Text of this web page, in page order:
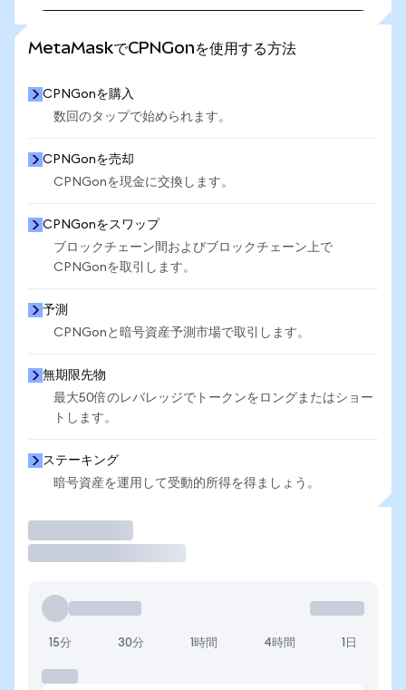
MetaMaskでCPNGonを使用する方法
CPNGonを購入
数回のタップで始められます。
CPNGonを売却
CPNGonを現金に交換します。
CPNGonをスワップ
ブロックチェーン間およびブロックチェーン上で
CPNGonを取引します。
予測
CPNGonと暗号資産予測市場で取引します。
無期限先物
最大50倍のレバレッジでトークンをロングまたはショー
トします。
ステーキング
暗号資産を運用して受動的所得を得ましょう。
15分 30分 1時間 4時間 1日